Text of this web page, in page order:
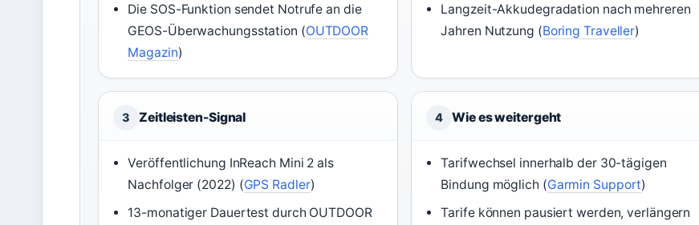
Die SOS-Funktion sendet Notrufe an die
GEOS-Überwachungsstation (OUTDOOR
Magazin)
Langzeit-Akkudegradation nach mehreren
Jahren Nutzung (Boring Traveller)
3 Zeitleisten-Signal
Veröffentlichung InReach Mini 2 als
Nachfolger (2022) (GPS Radler)
13-monatiger Dauertest durch OUTDOOR
4 Wie es weitergeht
Tarifwechsel innerhalb der 30-tägigen
Bindung möglich (Garmin Support)
Tarife können pausiert werden, verlängern